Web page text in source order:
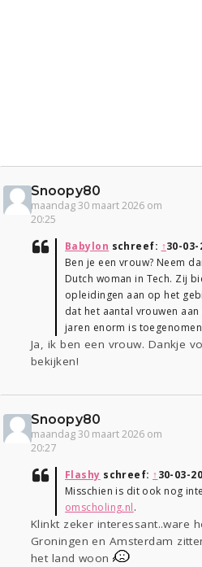
Snoopy80
maandag 30 maart 2026 om
20:25
Babylon schreef: ↑30-03-
Ben je een vrouw? Neem
Dutch woman in Tech. Zij
opleidingen aan op het
dat het aantal vrouwen
jaren enorm is
Ja, ik ben een vrouw. Dankje
bekijken!
Snoopy80
maandag 30 maart 2026 om
20:27
Flashy schreef: ↑30-03-
Misschien is dit ook nog
omscholing.nl.
Klinkt zeker interessant..ware
Groningen en Amsterdam
het land woon